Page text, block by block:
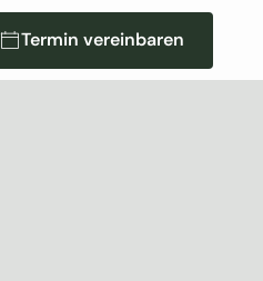
Termin vereinbaren
Termin vereinbaren